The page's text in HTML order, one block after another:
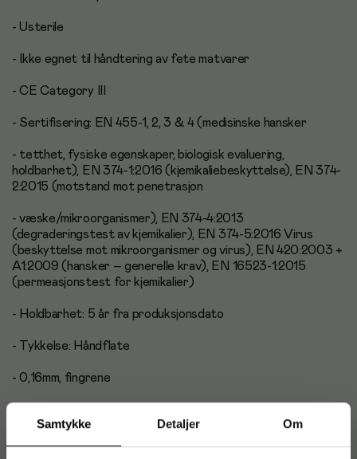
Samtykke Detaljer Om
- Usterile
- Ikke egnet til håndtering av fete matvarer
- CE Category III
- Sertifisering: EN 455-1, 2, 3 & 4 (medisinske hansker
- tetthet, fysiske egenskaper, biologisk evaluering,
holdbarhet), EN 374-1:2016 (kjemikaliebeskyttelse), EN 374-
2:2015 (motstand mot penetrasjon
- væske/mikroorganismer), EN 374-4:2013
(degraderingstest av kjemikalier), EN 374-5:2016 Virus
(beskyttelse mot mikroorganismer og virus), EN 420:2003 +
A1:2009 (hansker – generelle krav), EN 16523-1:2015
(permeasjonstest for kjemikalier)
- Holdbarhet: 5 år fra produksjonsdato
- Tykkelse: Håndflate
- 0,16mm, fingrene